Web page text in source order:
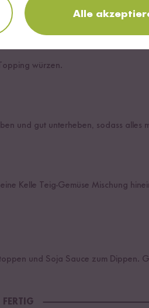
Kimchi bei Bedarf kleiner
würzen.
und gut unterheben, sodass alles
Kelle Teig-Gemüse Mischung
und Soja Sauce zum Dippen.
FERTIG
Alle